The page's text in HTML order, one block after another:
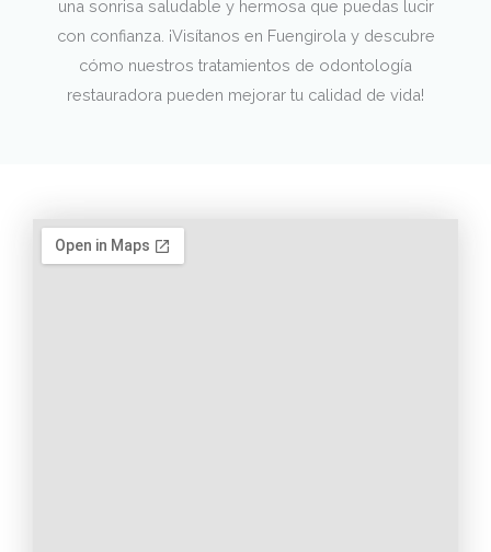
una sonrisa saludable y hermosa que puedas lucir
con confianza. ¡Visítanos en Fuengirola y descubre
cómo nuestros tratamientos de odontología
restauradora pueden mejorar tu calidad de vida!